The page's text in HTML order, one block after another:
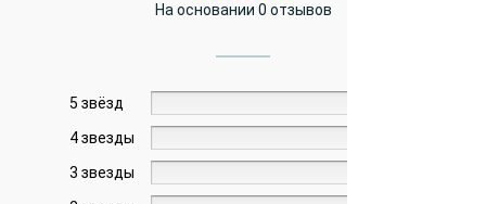
На основании 0 отзывов
5 звёзд
4 звезды
3 звезды